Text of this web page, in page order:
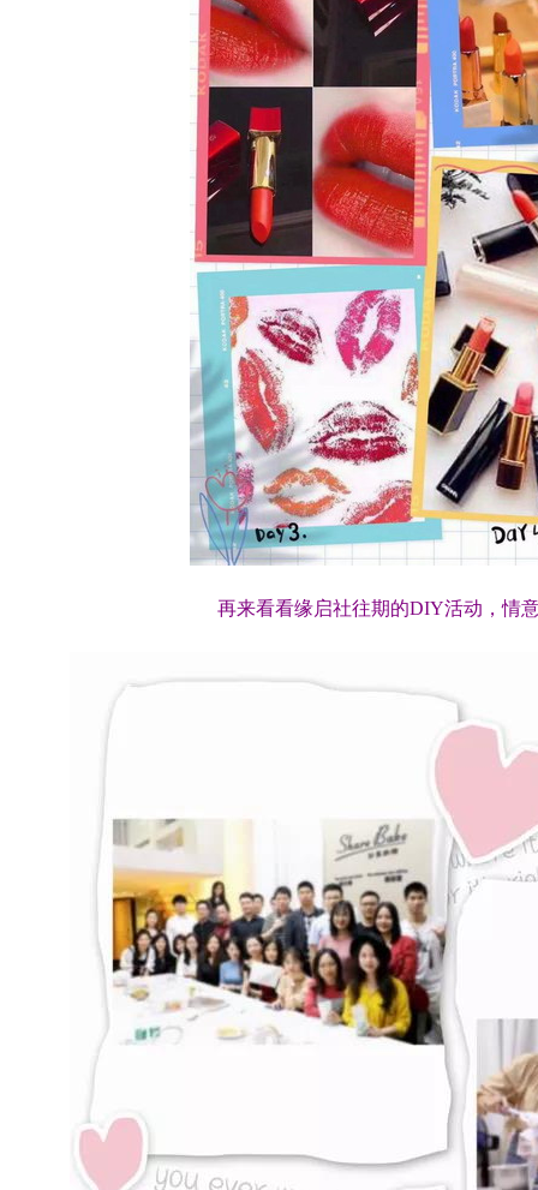
再来看看缘启社往期的DIY活动，情